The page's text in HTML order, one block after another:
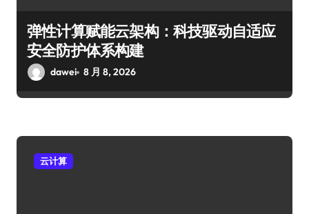
弹性计算赋能云架构：科技驱动自适应
安全防护体系构建
dawei 8 月 8, 2026
云计算